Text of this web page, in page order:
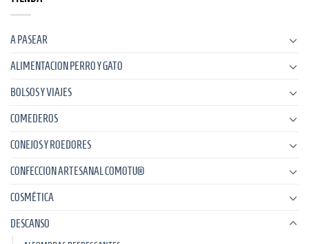
A PASEAR
ALIMENTACION PERRO Y GATO
BOLSOS Y VIAJES
COMEDEROS
CONEJOS Y ROEDORES
CONFECCION ARTESANAL COMOTU®
COSMÉTICA
DESCANSO